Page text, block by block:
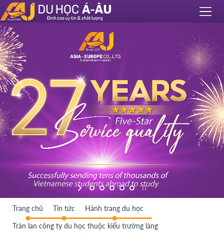
Trang chủ Tin tức Hành trang du học
Tràn lan công ty du học thuộc kiểu trường làng